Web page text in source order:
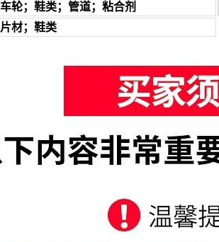
车轮；鞋类；管道；粘合剂
片材；鞋类